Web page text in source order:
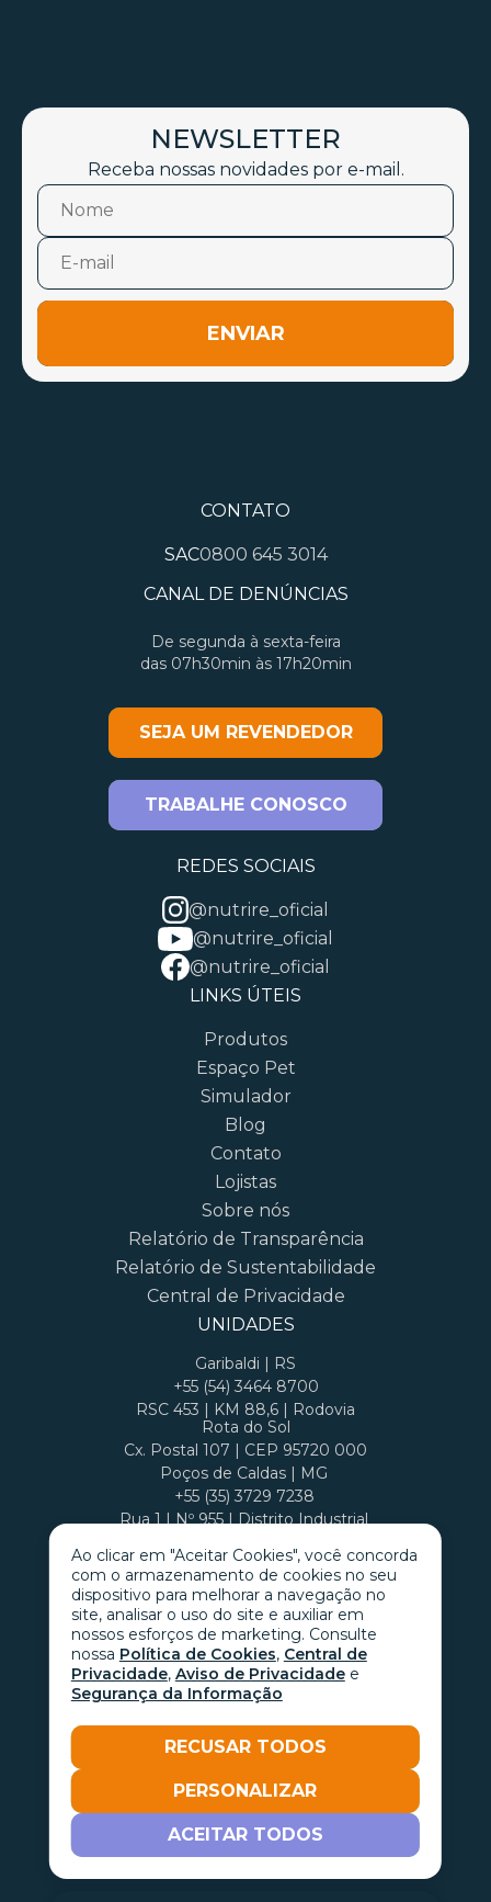
Ao clicar em "Aceitar Cookies", você concorda
com o armazenamento de cookies no seu
dispositivo para melhorar a navegação no
site, analisar o uso do site e auxiliar em
nossos esforços de marketing. Consulte
nossa Política de Cookies, Central de
Privacidade, Aviso de Privacidadee
Segurança da Informação
RECUSAR TODOS
PERSONALIZAR
ACEITAR TODOS
NEWSLETTER
Receba nossas novidades por e-mail.
ENVIAR
CONTATO
SAC0800 645 3014
CANAL DE DENÚNCIAS
De segunda à sexta-feira
das 07h30min às 17h20min
SEJA UM REVENDEDOR
TRABALHE CONOSCO
REDES SOCIAIS
@nutrire_oficial
@nutrire_oficial
@nutrire_oficial
LINKS ÚTEIS
Produtos
Espaço Pet
Simulador
Blog
Contato
Lojistas
Sobre nós
Relatório de Transparência
Relatório de Sustentabilidade
Central de Privacidade
UNIDADES
Garibaldi | RS
+55 (54) 3464 8700
RSC 453 | KM 88,6 | Rodovia
Rota do Sol
Cx. Postal 107 | CEP 95720 000
Poços de Caldas | MG
+55 (35) 3729 7238
Rua 1 | Nº 955 | Distrito Industrial
Go with the